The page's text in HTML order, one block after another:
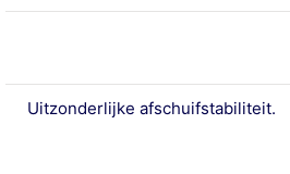
Uitzonderlijke afschuifstabiliteit.